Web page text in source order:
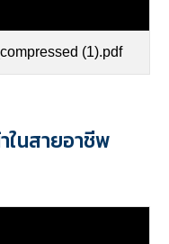
(1).pdf
ในสายอาชีพ